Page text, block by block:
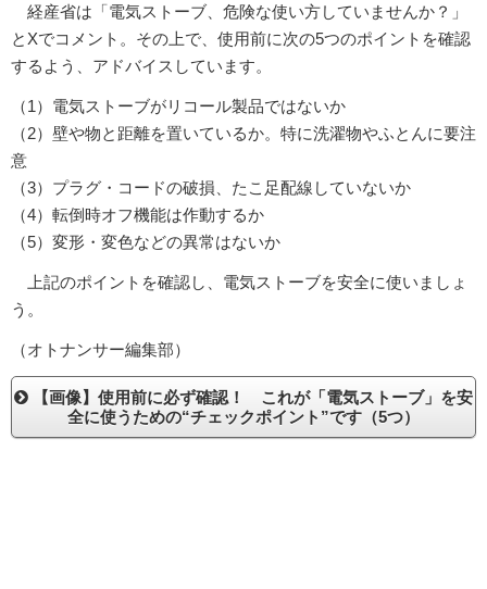
経産省は「電気ストーブ、危険な使い方していませんか？」
とXでコメント。その上で、使用前に次の5つのポイントを確認
するよう、アドバイスしています。
（1）電気ストーブがリコール製品ではないか
（2）壁や物と距離を置いているか。特に洗濯物やふとんに要注
意
（3）プラグ・コードの破損、たこ足配線していないか
（4）転倒時オフ機能は作動するか
（5）変形・変色などの異常はないか
上記のポイントを確認し、電気ストーブを安全に使いましょ
う。
（オトナンサー編集部）
【画像】使用前に必ず確認！ これが「電気ストーブ」を安
全に使うための“チェックポイント”です（5つ）